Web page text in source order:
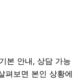
본 안내, 상담 가능
펴보면 본인 상황에